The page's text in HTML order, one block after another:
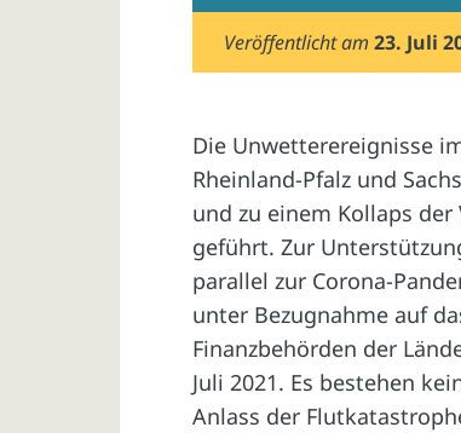
Veröffentlicht am23. Juli
Die Unwetterereignisse
Rheinland-Pfalz und
und zu einem Kollaps
geführt. Zur
parallel zur Corona-
unter Bezugnahme auf
Finanzbehörden der
Juli 2021. Es bestehen
Anlass der